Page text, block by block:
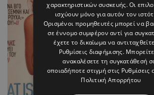
χαρακτηριστικών συσκευής. Οι
ισχύουν μόνο για αυτόν τον
Ορισμένοι προμηθευτές μπορεί να
σε έννομο συμφέρον αντί για
έχετε το δικαίωμα να
Ρυθμίσεις διαφήμισης.
ανακαλέσετε τη συγκατάθεσή
οποιαδήποτε στιγμή στις Ρυθμίσεις
Πολιτική Απορρήτου